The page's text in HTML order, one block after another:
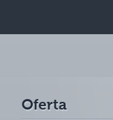
Oferta